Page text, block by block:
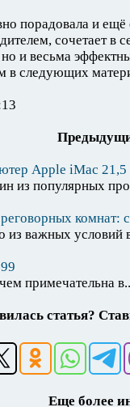
порадовала и
сочетает в
но и весьма
в следующих
Apple iMac 21,5
из популярных
комнат:
важных условий
примечательна
статья?
Еще более